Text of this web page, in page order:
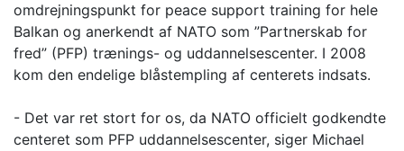
omdrejningspunkt for peace support training for hele
Balkan og anerkendt af NATO som ”Partnerskab for
fred” (PFP) trænings- og uddannelsescenter. I 2008
kom den endelige blåstempling af centerets indsats.
- Det var ret stort for os, da NATO officielt godkendte
centeret som PFP uddannelsescenter, siger Michael